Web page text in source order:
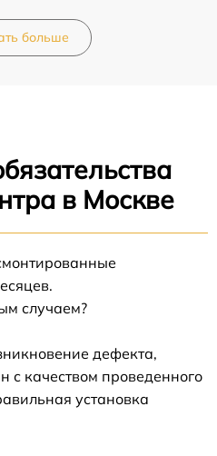
больше
в Москве
случаем?
дефекта,
с качеством проведенного
установка